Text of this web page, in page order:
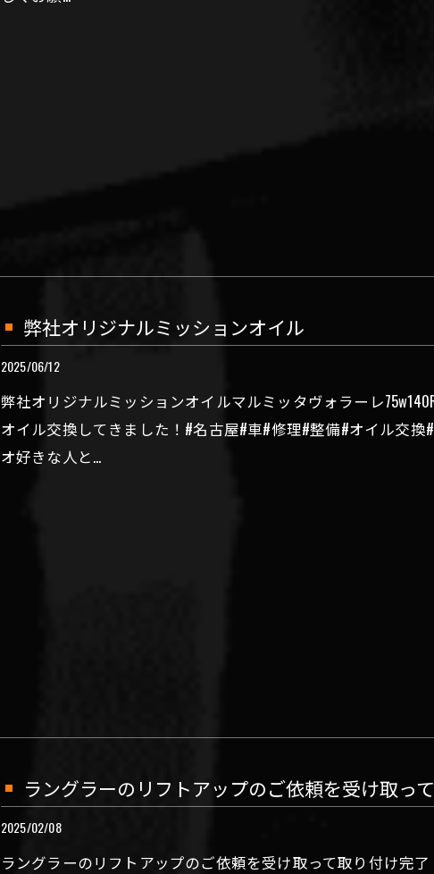
弊社オリジナルミッションオイル
2025/06/12
弊社オリジナルミッションオイルマルミッタヴォラーレ
オイル交換してきました！#名古屋#車#修理#整備#オイル交
オ好きな人と…
ラングラーのリフトアップのご依頼を受け取っ
2025/02/08
ラングラーのリフトアップのご依頼を受け取って取り付け完